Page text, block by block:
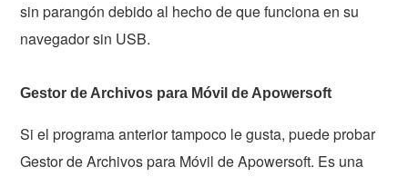
sin parangón debido al hecho de que funciona en su
navegador sin USB.
Gestor de Archivos para Móvil de Apowersoft
Si el programa anterior tampoco le gusta, puede probar
Gestor de Archivos para Móvil de Apowersoft. Es una